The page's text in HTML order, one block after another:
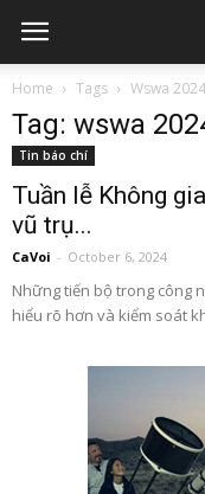
Home Tags Wswa 2024
Tag: wswa
Tin báo chí
Tuần lễ Không
vũ trụ...
CaVoi - October 6, 2024
Những tiến bộ trong công
hiểu rõ hơn và kiểm soát